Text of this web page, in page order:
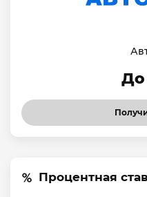
До
Процентная